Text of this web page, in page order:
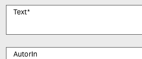
Text*
AutorIn